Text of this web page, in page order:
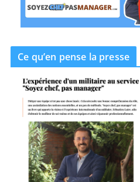
Ce qu’en pense la presse